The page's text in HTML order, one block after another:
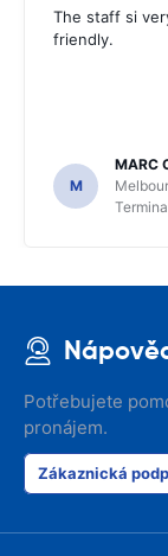
The staff si
friendly.
M
MARC
Potřebujete
pronájem.
Zákaznická